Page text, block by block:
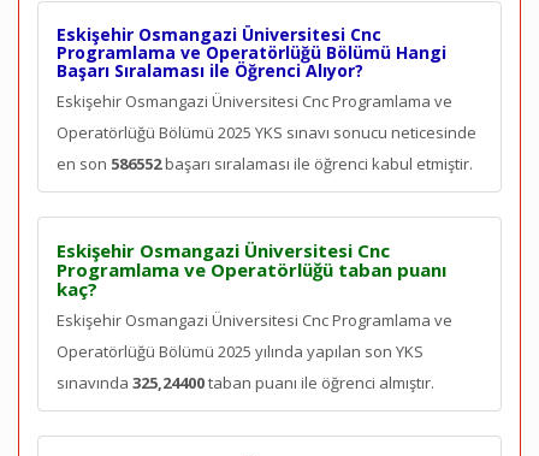
Eskişehir Osmangazi Üniversitesi Cnc
Programlama ve Operatörlüğü Bölümü Hangi
Başarı Sıralaması ile Öğrenci Alıyor?
Eskişehir Osmangazi Üniversitesi Cnc Programlama ve
Operatörlüğü Bölümü 2025 YKS sınavı sonucu neticesinde
en son 586552başarı sıralaması ile öğrenci kabul etmiştir.
Eskişehir Osmangazi Üniversitesi Cnc
Programlama ve Operatörlüğü taban puanı
kaç?
Eskişehir Osmangazi Üniversitesi Cnc Programlama ve
Operatörlüğü Bölümü 2025 yılında yapılan son YKS
sınavında 325,24400taban puanı ile öğrenci almıştır.